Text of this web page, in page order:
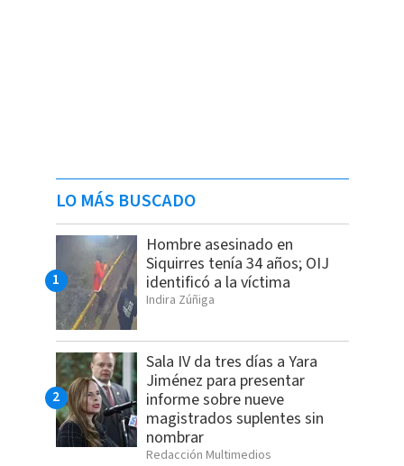
LO MÁS BUSCADO
Hombre asesinado en
Siquirres tenía 34 años; OIJ
identificó a la víctima
Indira Zúñiga
Sala IV da tres días a Yara
Jiménez para presentar
informe sobre nueve
magistrados suplentes sin
nombrar
Redacción Multimedios